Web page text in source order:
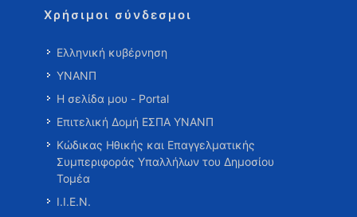
Χρήσιμοι σύνδεσμοι
Ελληνική κυβέρνηση
ΥΝΑΝΠ
Η σελίδα μου - Portal
Επιτελική Δομή ΕΣΠΑ ΥΝΑΝΠ
Κώδικας Ηθικής και Επαγγελματικής
Συμπεριφοράς Υπαλλήλων του Δημοσίου
Τομέα
Ι.Ι.Ε.Ν.